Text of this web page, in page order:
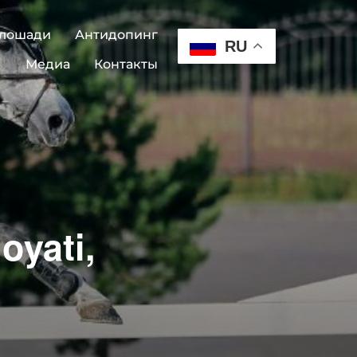
Антидопинг
Медиа
Контакты
RU